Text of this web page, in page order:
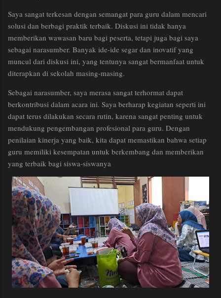
Saya sangat terkesan dengan semangat para guru dalam mencari
solusi dan berbagi praktik terbaik. Diskusi ini tidak hanya
memberikan wawasan baru bagi peserta, tetapi juga bagi saya
sebagai narasumber. Banyak ide-ide segar dan inovatif yang
muncul dari diskusi ini, yang tentunya sangat bermanfaat untuk
diterapkan di sekolah masing-masing.
Sebagai narasumber, saya merasa sangat terhormat dapat
berkontribusi dalam acara ini. Saya berharap kegiatan seperti ini
dapat terus dilakukan secara rutin, karena sangat penting untuk
mendukung pengembangan profesional para guru. Dengan
penilaian kinerja yang baik, kita dapat memastikan bahwa setiap
guru memiliki kesempatan untuk berkembang dan memberikan
yang terbaik bagi siswa-siswanya